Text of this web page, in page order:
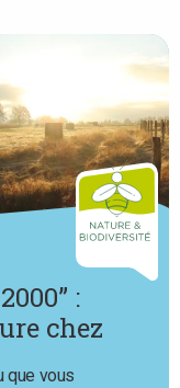
:
chez
que vous